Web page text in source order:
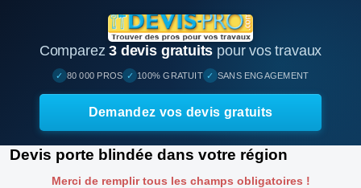
Comparez3 devis gratuits pour vos travaux
✓ 80 000 PROS ✓ 100% GRATUIT ✓ SANS ENGAGEMENT
Demandez vos devis gratuits
Devis porte blindée dans votre région
Merci de remplir tous les champs obligatoires !